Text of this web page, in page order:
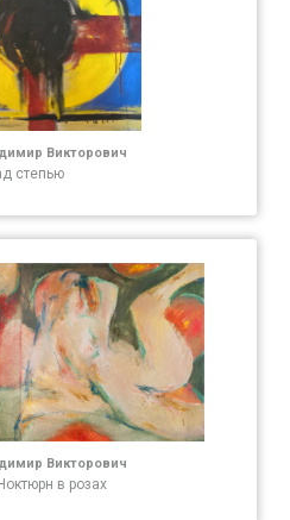
Викторович
степью
Викторович
в розах